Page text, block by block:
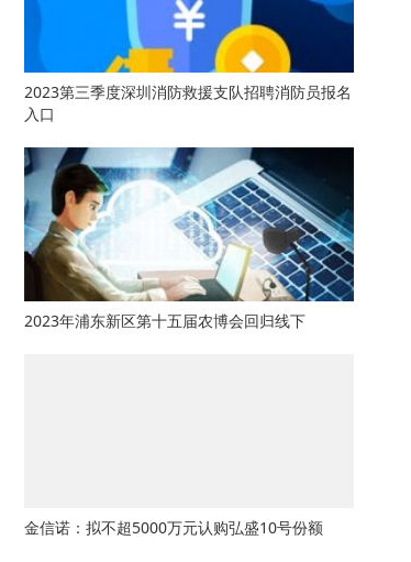
2023第三季度深圳消防救援支队招聘消防员报名
入口
2023年浦东新区第十五届农博会回归线下
金信诺：拟不超5000万元认购弘盛10号份额